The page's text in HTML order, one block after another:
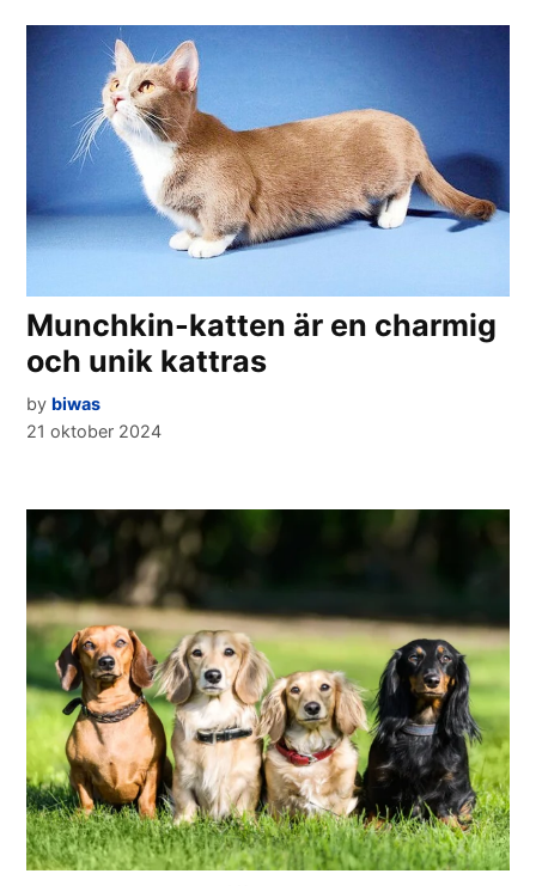
Munchkin-katten är en charmig
och unik kattras
by biwas
21 oktober 2024